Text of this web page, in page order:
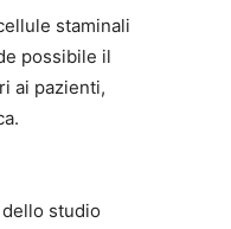
staminali
possibile il
ai pazienti,
studio